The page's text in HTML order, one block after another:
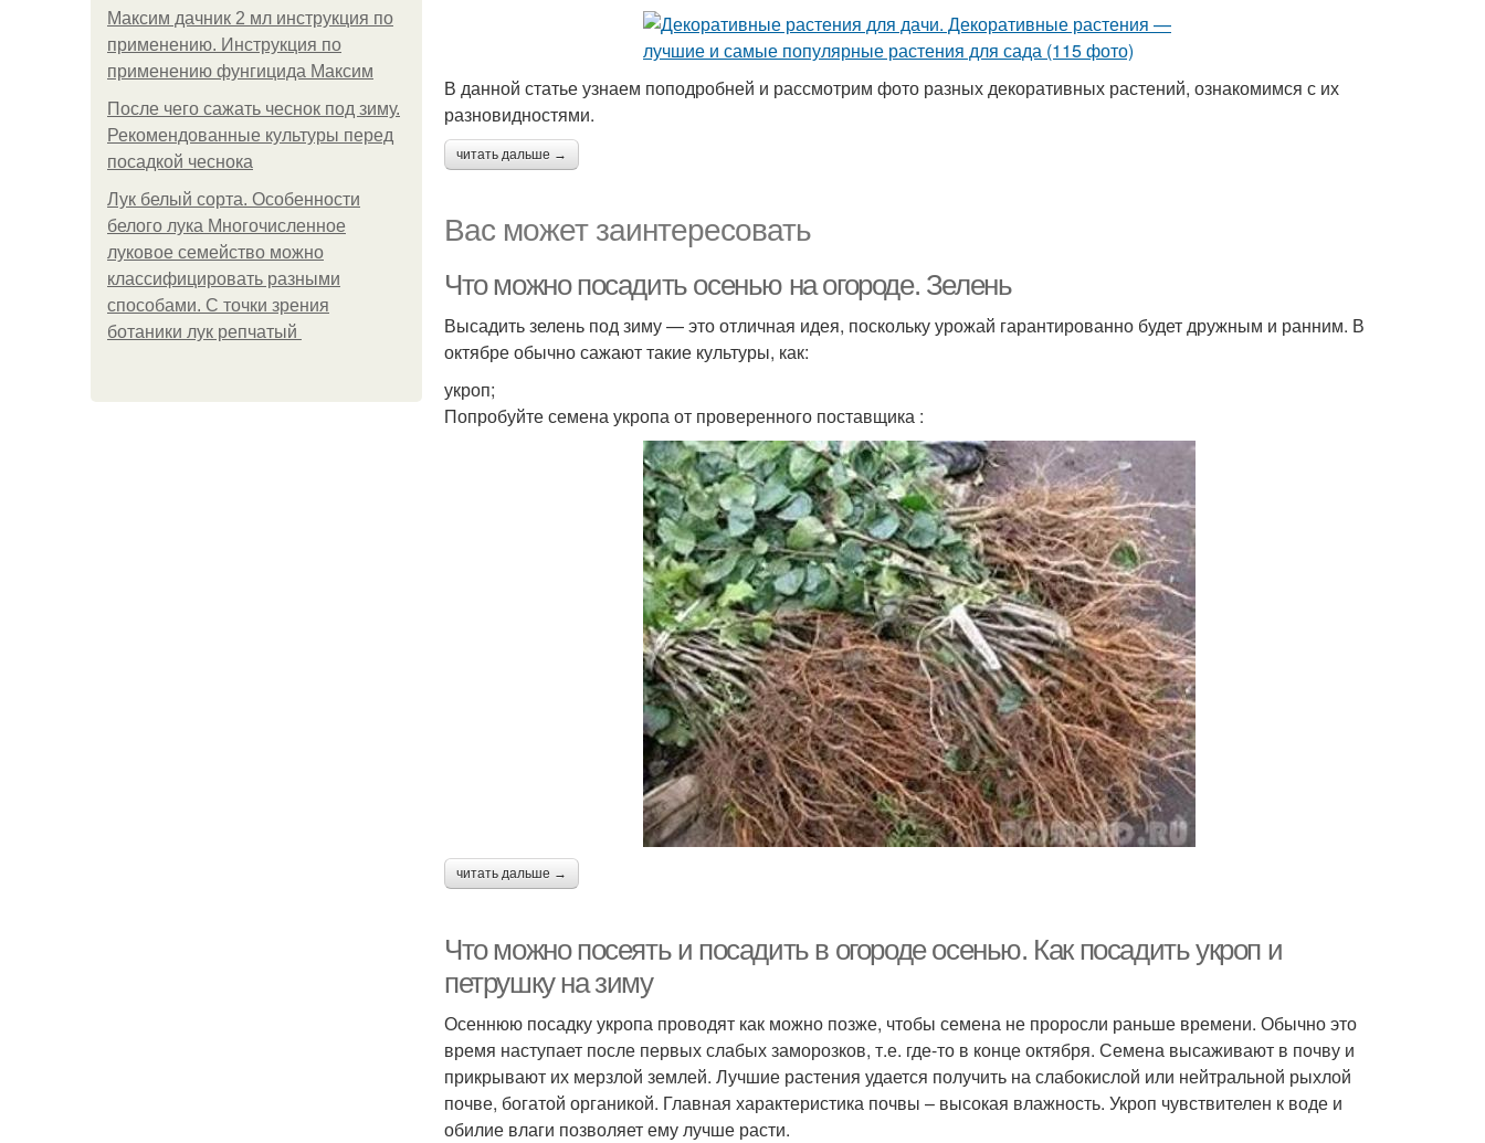
Максим дачник 2 мл инструкция по
применению. Инструкция по
применению фунгицида Максим
После чего сажать чеснок под зиму.
Рекомендованные культуры перед
посадкой чеснока
Лук белый сорта. Особенности
белого лука Многочисленное
луковое семейство можно
классифицировать разными
способами. С точки зрения
ботаники лук репчатый
В данной статье узнаем поподробней и рассмотрим фото разных декоративных растений, ознакомимся с их
разновидностями.
читать дальше →
Вас может заинтересовать
Что можно посадить осенью на огороде. Зелень
Высадить зелень под зиму — это отличная идея, поскольку урожай гарантированно будет дружным и ранним. В
октябре обычно сажают такие культуры, как:
укроп;
Попробуйте семена укропа от проверенного поставщика :
читать дальше →
Что можно посеять и посадить в огороде осенью. Как посадить укроп и
петрушку на зиму
Осеннюю посадку укропа проводят как можно позже, чтобы семена не проросли раньше времени. Обычно это
время наступает после первых слабых заморозков, т.е. где-то в конце октября. Семена высаживают в почву и
прикрывают их мерзлой землей. Лучшие растения удается получить на слабокислой или нейтральной рыхлой
почве, богатой органикой. Главная характеристика почвы – высокая влажность. Укроп чувствителен к воде и
обилие влаги позволяет ему лучше расти.